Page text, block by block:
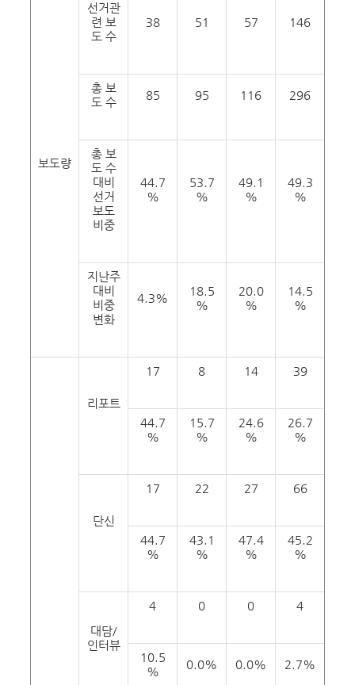
보도량
선거관
련 보
도 수
38 51 57 146
총 보
도 수
85 95 116 296
총 보
도 수
대비
선거
보도
비중
44.7
%
53.7
%
49.1
%
49.3
%
지난주
대비
비중
변화
4.3%
18.5
%
20.0
%
14.5
%
리포트
17 8 14 39
44.7
%
15.7
%
24.6
%
26.7
%
단신
17 22 27 66
44.7
%
43.1
%
47.4
%
45.2
%
대담/
인터뷰
4 0 0 4
10.5
%
0.0% 0.0% 2.7%